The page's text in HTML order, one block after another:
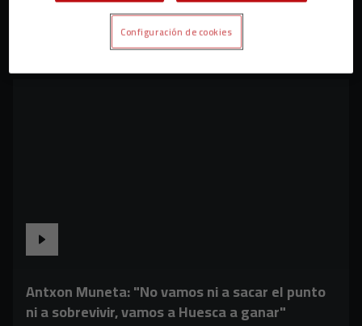
Antxon Muneta: "No vamos ni a sacar el punto
ni a sobrevivir, vamos a Huesca a ganar"
Configuración de cookies